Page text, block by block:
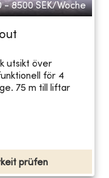
- 8500 SEK/Woche
utsikt över
för 4
75 m till liftar
prüfen